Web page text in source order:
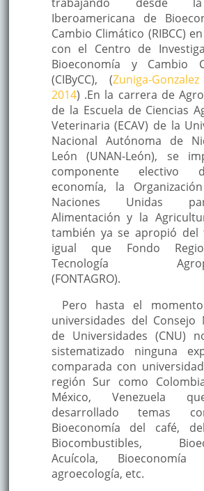
Iberoamericana de
Cambio Climático (RIBCC)
con el Centro de
Bioeconomía y Cambio
(CIByCC), (Zuniga-Gonzalez
2014) .En la carrera de
de la Escuela de Ciencias
Veterinaria (ECAV) de la
Nacional Autónoma de
León (UNAN-León), se
componente electivo
economía, la
Naciones Unidas
Alimentación y la
también ya se apropió del
igual que Fondo
Tecnología
(FONTAGRO).
Pero hasta el
universidades del Consejo
de Universidades (CNU)
sistematizado ninguna
comparada con
región Sur como
México, Venezuela
desarrollado temas
Bioeconomía del café,
Biocombustibles,
Acuícola,
agroecología, etc.